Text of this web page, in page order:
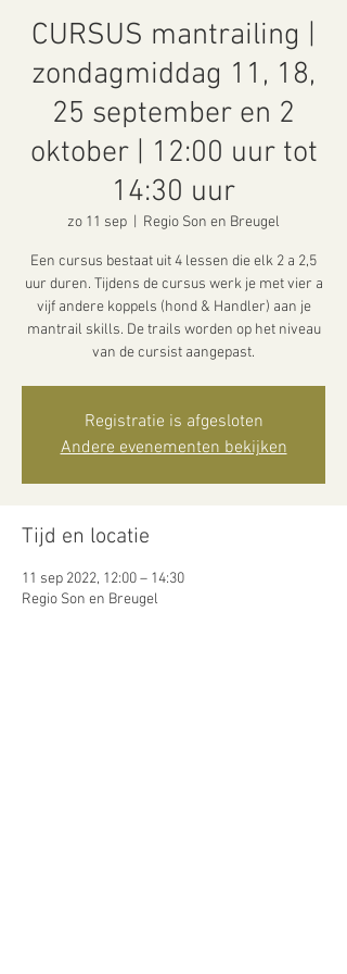
CURSUS mantrailing |
zondagmiddag 11, 18,
25 september en 2
oktober | 12:00 uur tot
14:30 uur
zo 11 sep Regio Son en Breugel
Een cursus bestaat uit 4 lessen die elk 2 a 2,5
uur duren. Tijdens de cursus werk je met vier a
vijf andere koppels (hond & Handler) aan je
mantrail skills. De trails worden op het niveau
van de cursist aangepast.
Registratie is afgesloten
Andere evenementen bekijken
Tijd en locatie
11 sep 2022, 12:00 – 14:30
Regio Son en Breugel